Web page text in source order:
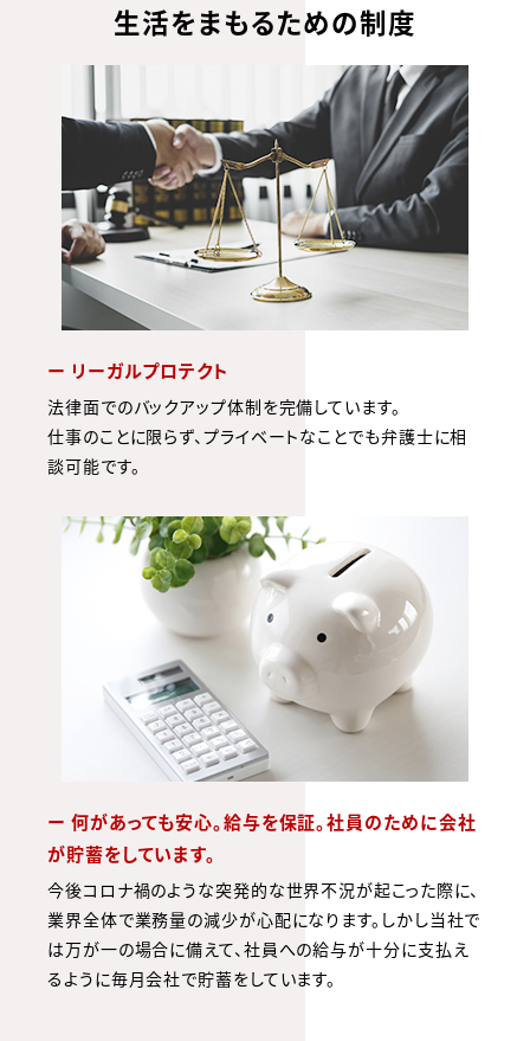
生活をまもるための制度
ー リーガルプロテクト
法律面でのバックアップ体制を完備しています。
仕事のことに限らず、プライベートなことでも弁護士に相
談可能です。
ー 何があっても安心。給与を保証。社員のために会社
が貯蓄をしています。
今後コロナ禍のような突発的な世界不況が起こった際に、
業界全体で業務量の減少が心配になります。しかし当社で
は万が一の場合に備えて、社員への給与が十分に支払え
るように毎月会社で貯蓄をしています。